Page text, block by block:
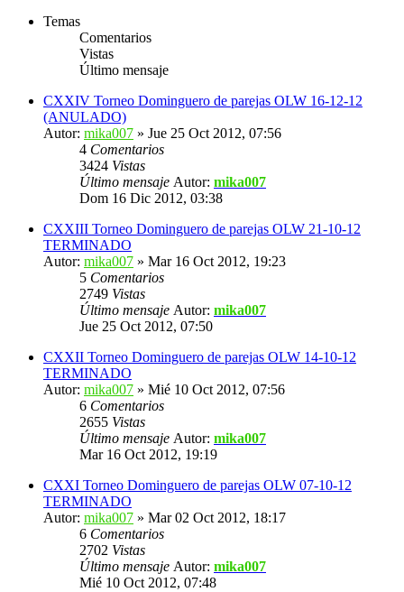
Temas
Comentarios
Vistas
Último mensaje
CXXIV Torneo Dominguero de parejas OLW 16-12-12
(ANULADO)
Autor: mika007 » Jue 25 Oct 2012, 07:56
4 Comentarios
3424 Vistas
Último mensaje Autor: mika007
Dom 16 Dic 2012, 03:38
CXXIII Torneo Dominguero de parejas OLW 21-10-12
TERMINADO
Autor: mika007 » Mar 16 Oct 2012, 19:23
5 Comentarios
2749 Vistas
Último mensaje Autor: mika007
Jue 25 Oct 2012, 07:50
CXXII Torneo Dominguero de parejas OLW 14-10-12
TERMINADO
Autor: mika007 » Mié 10 Oct 2012, 07:56
6 Comentarios
2655 Vistas
Último mensaje Autor: mika007
Mar 16 Oct 2012, 19:19
CXXI Torneo Dominguero de parejas OLW 07-10-12
TERMINADO
Autor: mika007 » Mar 02 Oct 2012, 18:17
6 Comentarios
2702 Vistas
Último mensaje Autor: mika007
Mié 10 Oct 2012, 07:48